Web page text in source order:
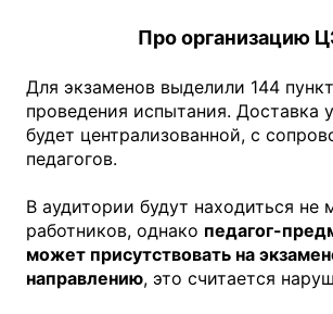
Про организацию
Для экзаменов выделили 144
проведения испытания. Доставка
будет централизованной, с
педагогов.
В аудитории будут находиться не
работников, однако педагог-
может присутствовать на
направлению, это считается